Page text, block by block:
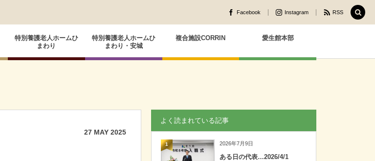
Facebook Instagram RSS
特別養護老人ホームひ
まわり
特別養護老人ホームひ
まわり・安城
複合施設CORRIN 愛生館本部
27 MAY 2025
よく読まれている記事
1 2026年7月9日
ある日の代表…2026/4/1